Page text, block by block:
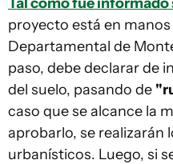
proyecto está en manos
Departamental de
paso, debe declarar de
del suelo, pasando de
caso que se alcance la
aprobarlo, se realizarán
urbanísticos. Luego, si